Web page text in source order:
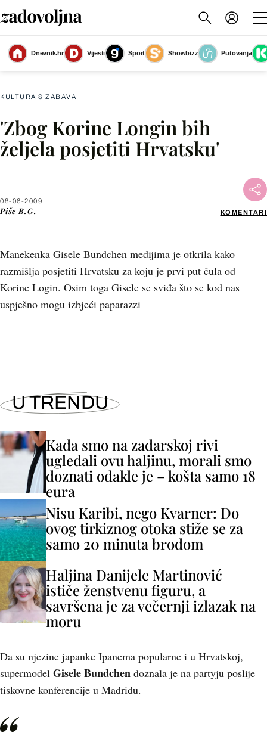
Dnevnik.hr Vijesti Sport Showbizz
Putovanja
Slika nije dostupna
KULTURA & ZABAVA
'Zbog Korine Longin bih
željela posjetiti Hrvatsku'
08-06-2009
Piše B.G, KOMENTARI
Manekenka Gisele Bundchen medijima je otkrila kako
razmišlja posjetiti Hrvatsku za koju je prvi put čula od
Korine Login. Osim toga Gisele se sviđa što se kod nas
uspješno mogu izbjeći paparazzi
Facebook
U TRENDU
Kada smo na zadarskoj rivi
ugledali ovu haljinu, morali smo
doznati odakle je – košta samo 18
eura
Nisu Karibi, nego Kvarner: Do
ovog tirkiznog otoka stiže se za
samo 20 minuta brodom
Haljina Danijele Martinović
ističe ženstvenu figuru, a
savršena je za večernji izlazak na
moru
Da su njezine japanke Ipanema popularne i u Hrvatskoj,
supermodel Gisele Bundchen doznala je na partyju poslije
tiskovne konferencije u Madridu.